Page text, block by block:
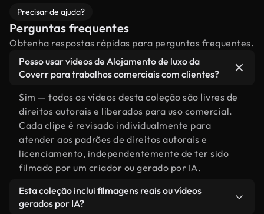
Precisar de ajuda?
Perguntas frequentes
Obtenha respostas rápidas para perguntas frequentes.
Posso usar vídeos de Alojamento de luxo da
Coverr para trabalhos comerciais com clientes?
Sim — todos os vídeos desta coleção são livres de
direitos autorais e liberados para uso comercial.
Cada clipe é revisado individualmente para
atender aos padrões de direitos autorais e
licenciamento, independentemente de ter sido
filmado por um criador ou gerado por IA.
Esta coleção inclui filmagens reais ou vídeos
gerados por IA?